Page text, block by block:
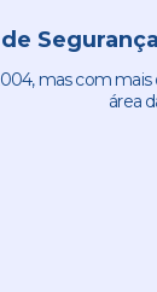
mas com
área